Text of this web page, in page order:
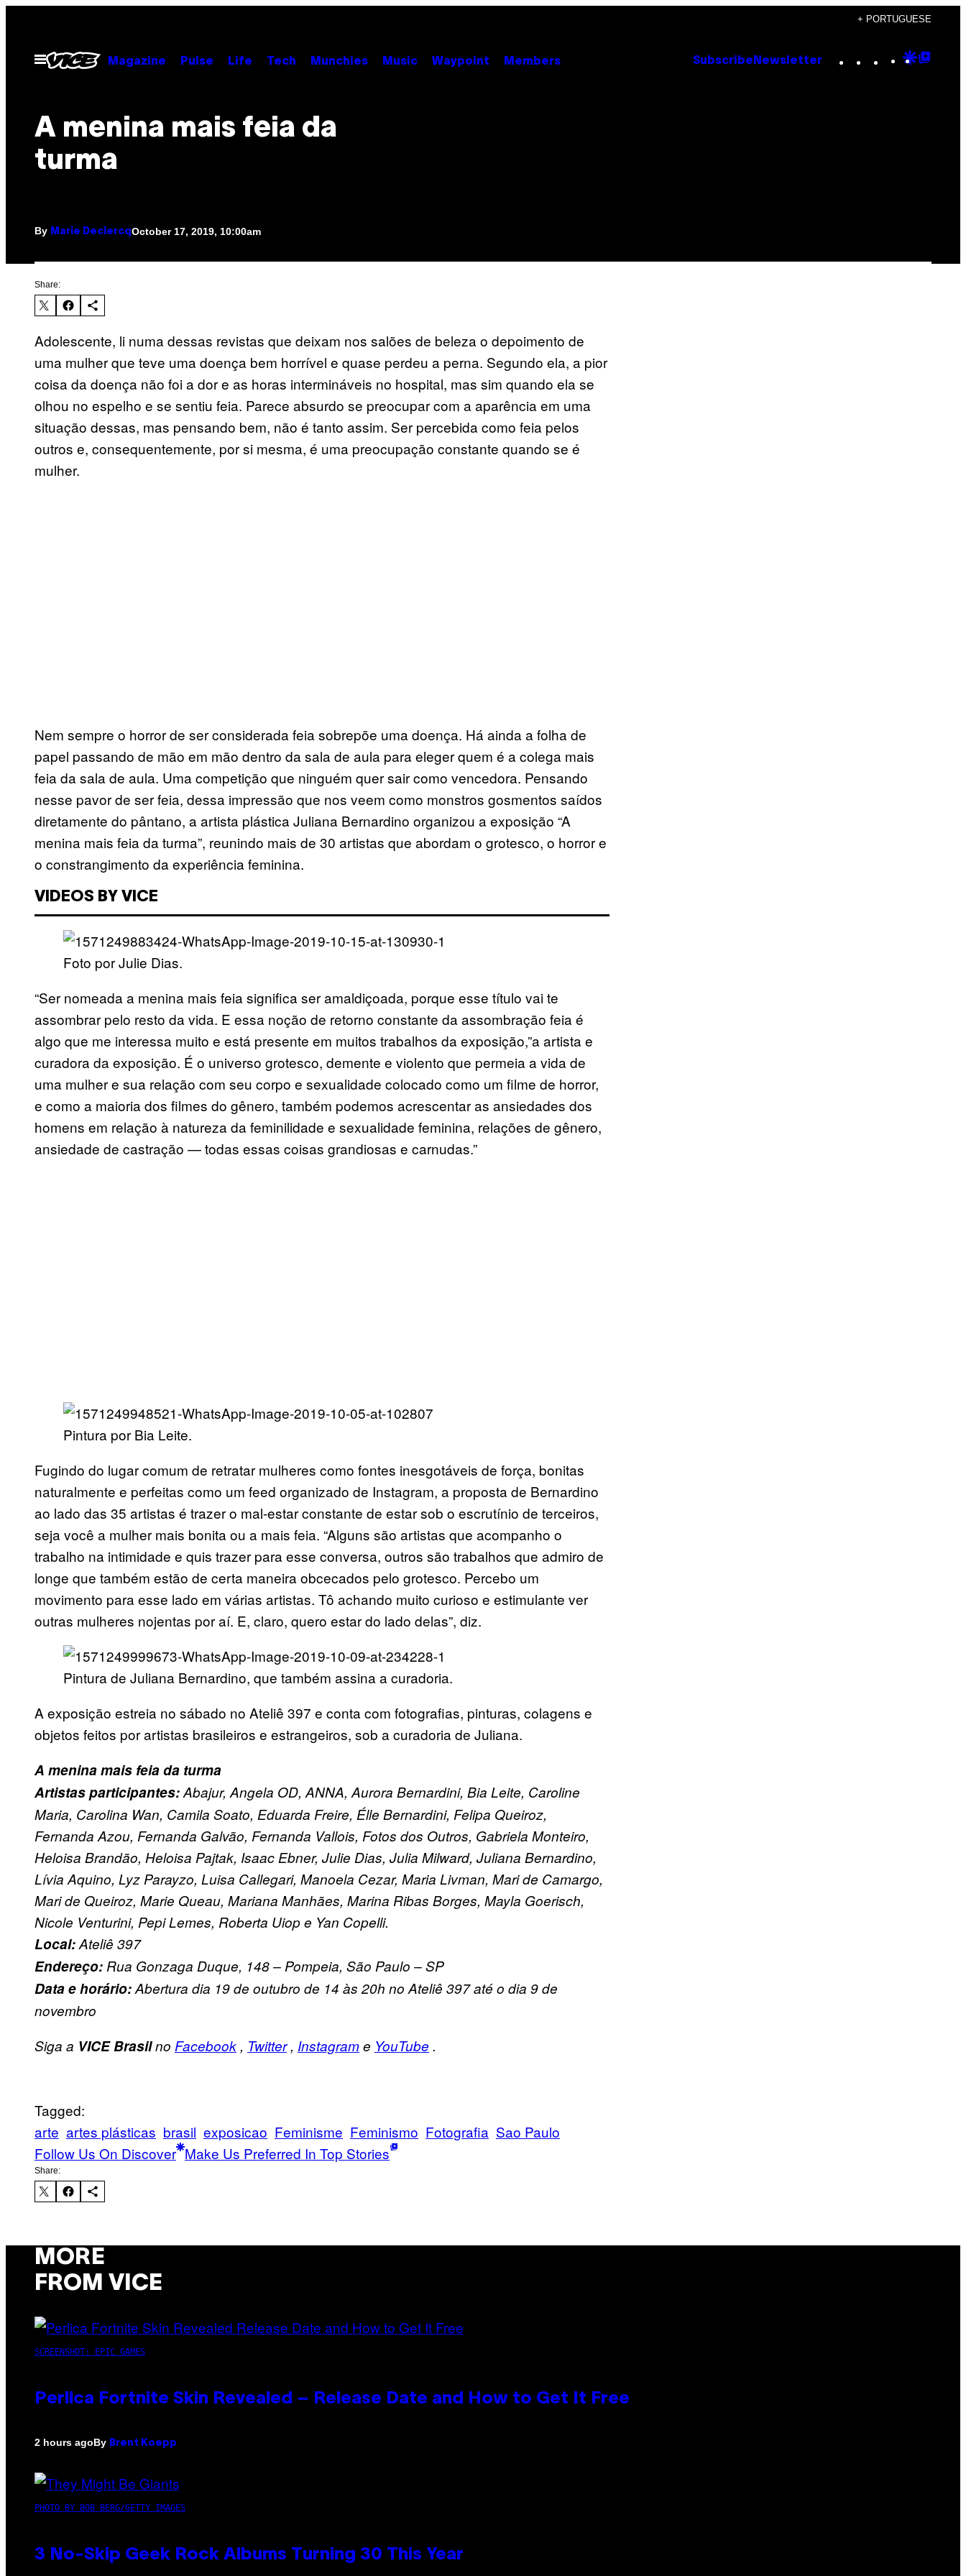
content
+ PORTUGUESE
Open
Menu
Magazine Pulse Life Tech Munchies Music Waypoint Members Subscribe Newsletter Instagram
TikTok
YouTube
Google
A menina mais feia da
turma
By Marie Declercq October 17, 2019, 10:00am
Share:
Adolescente, li numa dessas revistas que deixam nos salões de beleza o depoimento de
uma mulher que teve uma doença bem horrível e quase perdeu a perna. Segundo ela, a pior
coisa da doença não foi a dor e as horas intermináveis no hospital, mas sim quando ela se
olhou no espelho e se sentiu feia. Parece absurdo se preocupar com a aparência em uma
situação dessas, mas pensando bem, não é tanto assim. Ser percebida como feia pelos
outros e, consequentemente, por si mesma, é uma preocupação constante quando se é
mulher.
Nem sempre o horror de ser considerada feia sobrepõe uma doença. Há ainda a folha de
papel passando de mão em mão dentro da sala de aula para eleger quem é a colega mais
feia da sala de aula. Uma competição que ninguém quer sair como vencedora. Pensando
nesse pavor de ser feia, dessa impressão que nos veem como monstros gosmentos saídos
diretamente do pântano, a artista plástica Juliana Bernardino organizou a exposição “A
menina mais feia da turma”, reunindo mais de 30 artistas que abordam o grotesco, o horror e
o constrangimento da experiência feminina.
VIDEOS BY VICE
Foto por Julie Dias.
“Ser nomeada a menina mais feia significa ser amaldiçoada, porque esse título vai te
assombrar pelo resto da vida. E essa noção de retorno constante da assombração feia é
algo que me interessa muito e está presente em muitos trabalhos da exposição,”a artista e
curadora da exposição. É o universo grotesco, demente e violento que permeia a vida de
uma mulher e sua relação com seu corpo e sexualidade colocado como um filme de horror,
e como a maioria dos filmes do gênero, também podemos acrescentar as ansiedades dos
homens em relação à natureza da feminilidade e sexualidade feminina, relações de gênero,
ansiedade de castração — todas essas coisas grandiosas e carnudas.”
Pintura por Bia Leite.
Fugindo do lugar comum de retratar mulheres como fontes inesgotáveis de força, bonitas
naturalmente e perfeitas como um feed organizado de Instagram, a proposta de Bernardino
ao lado das 35 artistas é trazer o mal-estar constante de estar sob o escrutínio de terceiros,
seja você a mulher mais bonita ou a mais feia. “Alguns são artistas que acompanho o
trabalho na intimidade e quis trazer para esse conversa, outros são trabalhos que admiro de
longe que também estão de certa maneira obcecados pelo grotesco. Percebo um
movimento para esse lado em várias artistas. Tô achando muito curioso e estimulante ver
outras mulheres nojentas por aí. E, claro, quero estar do lado delas”, diz.
Pintura de Juliana Bernardino, que também assina a curadoria.
A exposição estreia no sábado no Ateliê 397 e conta com fotografias, pinturas, colagens e
objetos feitos por artistas brasileiros e estrangeiros, sob a curadoria de Juliana.
A menina mais feia da turma
Artistas participantes:Abajur, Angela OD, ANNA, Aurora Bernardini, Bia Leite, Caroline
Maria, Carolina Wan, Camila Soato, Eduarda Freire, Élle Bernardini, Felipa Queiroz,
Fernanda Azou, Fernanda Galvão, Fernanda Vallois, Fotos dos Outros, Gabriela Monteiro,
Heloisa Brandão, Heloisa Pajtak, Isaac Ebner, Julie Dias, Julia Milward, Juliana Bernardino,
Lívia Aquino, Lyz Parayzo, Luisa Callegari, Manoela Cezar, Maria Livman, Mari de Camargo,
Mari de Queiroz, Marie Queau, Mariana Manhães, Marina Ribas Borges, Mayla Goerisch,
Nicole Venturini, Pepi Lemes, Roberta Uiop e Yan Copelli.
Local:Ateliê 397
Endereço: Rua Gonzaga Duque, 148 – Pompeia, São Paulo – SP
Data e horário:Abertura dia 19 de outubro de 14 às 20h no Ateliê 397 até o dia 9 de
novembro
Siga a VICE Brasilno Facebook, Twitter, Instagrame YouTube .
Tagged:
arte artes plásticas brasil exposicao Feminisme Feminismo Fotografia Sao Paulo
Follow Us On Discover Make Us Preferred In Top Stories
Share:
MORE
FROM VICE
SCREENSHOT: EPIC GAMES
Perlica Fortnite Skin Revealed – Release Date and How to Get It Free
2 hours agoBy Brent Koepp
PHOTO BY BOB BERG/GETTY IMAGES
3 No-Skip Geek Rock Albums Turning 30 This Year